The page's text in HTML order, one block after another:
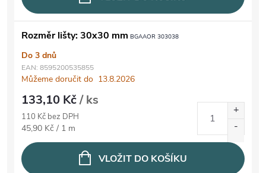
Rozměr lišty: 30x30 mm BGAAOR 303038
Do 3 dnů
EAN: 8595200535855
Můžeme doručit do 13.8.2026
133,10 Kč/ ks
110 Kč bez DPH
Měrná cena:
45,90 Kč / 1 m
VLOŽIT DO KOŠÍKU